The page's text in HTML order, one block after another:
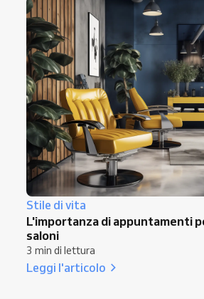
Stile di vita
L'importanza di appuntamenti
saloni
3 min di lettura
Leggi l'articolo